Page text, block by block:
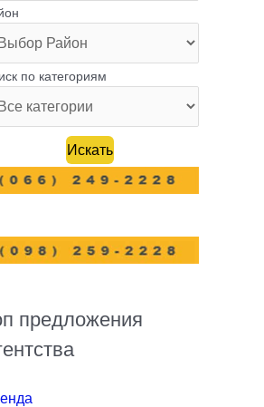
по категориям
предложения